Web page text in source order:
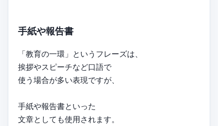
手紙や報告書
「教育の一環」というフレーズは、
挨拶やスピーチなど口語で
使う場合が多い表現ですが、
手紙や報告書といった
文章としても使用されます。